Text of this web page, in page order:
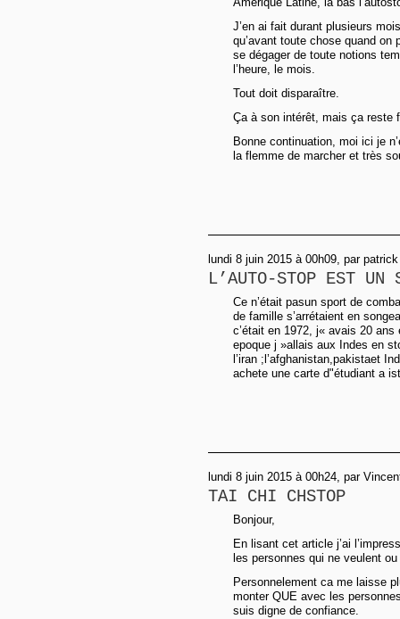
J’en ai fait durant plusieurs
qu’avant toute chose quand on
se dégager de toute notions
l’heure, le mois.
Tout doit disparaître.
Ça à son intérêt, mais ça reste
Bonne continuation, moi ici je
la flemme de marcher et très
lundi 8 juin 2015 à 00h09, par
L’AUTO-STOP EST UN
Ce n’était pasun sport de
de famille s’arrétaient en
c’était en 1972, j« avais 20
epoque j »allais aux Indes en
l’iran ;l’afghanistan,pakistaet
achete une carte d"étudiant a
lundi 8 juin 2015 à 00h24, par
TAI CHI CHSTOP
Bonjour,
En lisant cet article j’ai
les personnes qui ne veulent
Personnelement ca me laisse
monter QUE avec les
suis digne de confiance.